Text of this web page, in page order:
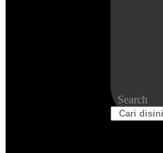
Search